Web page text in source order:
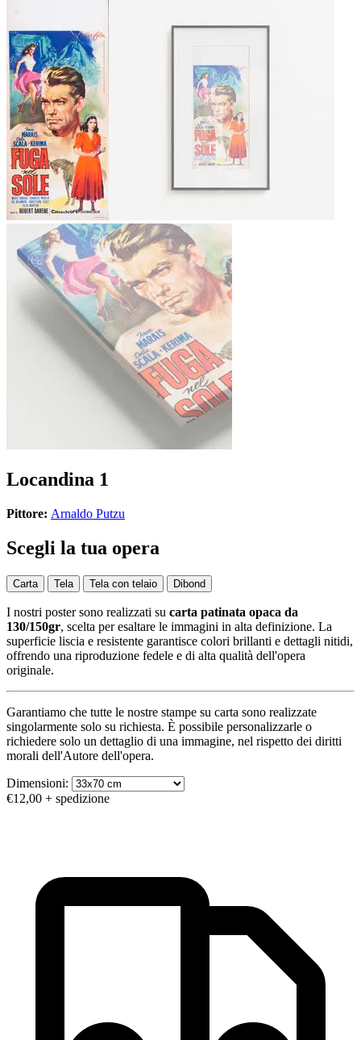
Locandina 1
Pittore: Arnaldo Putzu
Scegli la tua opera
Carta Tela Tela con telaio Dibond
I nostri poster sono realizzati su carta patinata opaca da
130/150gr, scelta per esaltare le immagini in alta definizione. La
superficie liscia e resistente garantisce colori brillanti e dettagli nitidi,
offrendo una riproduzione fedele e di alta qualità dell'opera
originale.
Garantiamo che tutte le nostre stampe su carta sono realizzate
singolarmente solo su richiesta. È possibile personalizzarle o
richiedere solo un dettaglio di una immagine, nel rispetto dei diritti
morali dell'Autore dell'opera.
Dimensioni:
€12,00 + spedizione